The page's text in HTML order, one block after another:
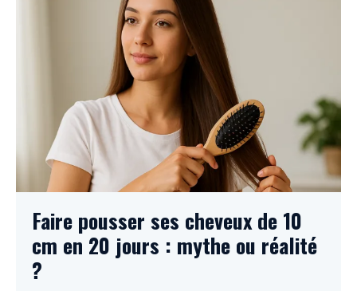
Faire pousser ses cheveux de 10
cm en 20 jours : mythe ou réalité
?